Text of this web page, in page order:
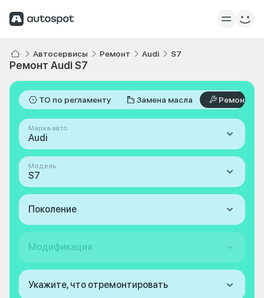
Автосервисы Ремонт Audi S7
Ремонт Audi S7
ТО по регламенту Замена масла Ремонт
Марка авто
Audi
Модель
S7
Поколение
Модификация
Укажите, что отремонтировать